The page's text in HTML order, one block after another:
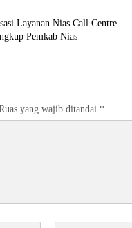
Layanan Nias Call Centre
Pemkab Nias
yang wajib ditandai *